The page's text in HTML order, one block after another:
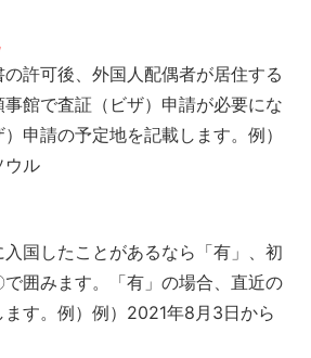
許可後、外国人配偶者が居住する
館で査証（ビザ）申請が必要にな
申請の予定地を記載します。例）
ウル
国したことがあるなら「有」、初
囲みます。「有」の場合、直近の
す。例）例）2021年8月3日から